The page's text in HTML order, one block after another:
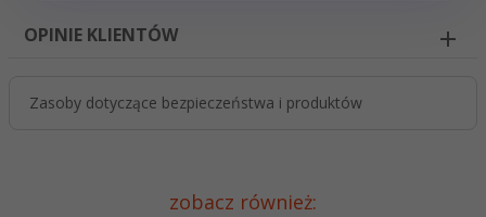
OPINIE KLIENTÓW
Zasoby dotyczące bezpieczeństwa i produktów
zobacz również: